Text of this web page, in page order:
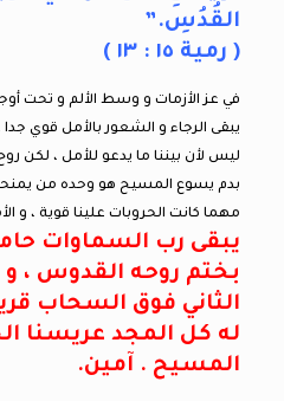
القُدُسِ.”
( رمية ١٥ : ١٣ )
في عز الأزمات و وسط الألم و تحت
يبقى الرجاء و الشعور بالأمل قوي جدا .
ليس لأن بيننا ما يدعو للأمل ، لكن
بدم يسوع المسيح هو وحده من
مهما كانت الحروبات علينا قوية ، و
يبقى رب السماوات
بختم روحه القدوس ، و
الثاني فوق السحاب
له كل المجد عريسنا
المسيح . آمين.